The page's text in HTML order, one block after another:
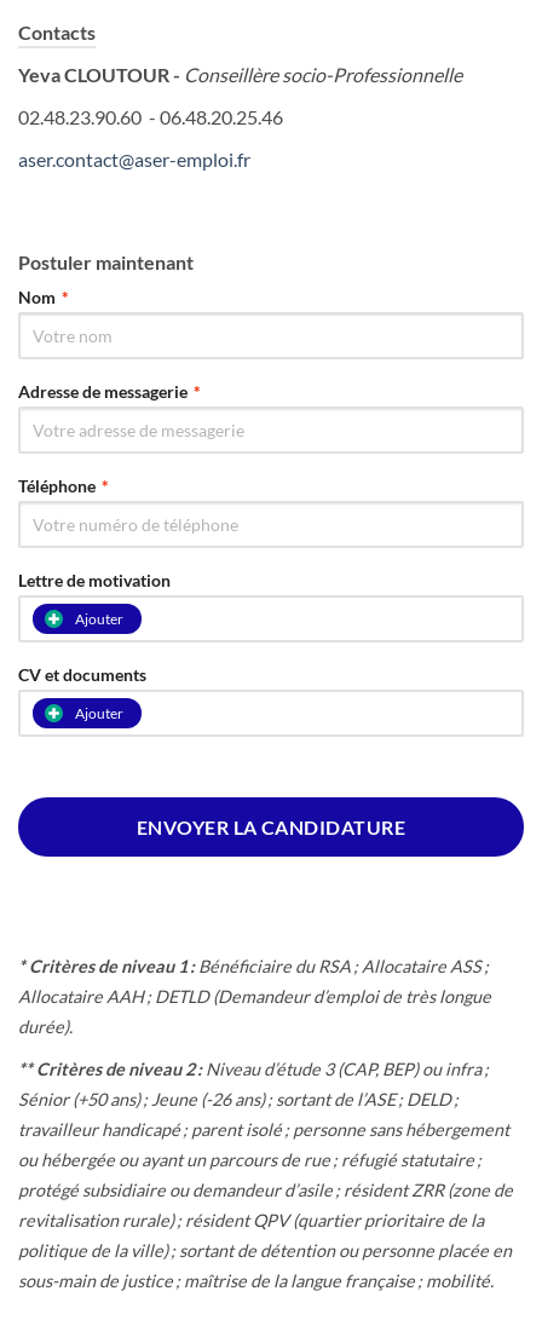
Contacts
Yeva CLOUTOUR - Conseillère socio-Professionnelle
02.48.23.90.60 - 06.48.20.25.46
aser.contact@aser-emploi.fr
Postuler maintenant
Nom *
Adresse de messagerie *
Téléphone *
Lettre de motivation
Ajouter
CV et documents
Ajouter
ENVOYER LA CANDIDATURE
* Critères de niveau 1 :Bénéficiaire du RSA ; Allocataire ASS ;
Allocataire AAH ; DETLD (Demandeur d’emploi de très longue
durée).
** Critères de niveau 2 :Niveau d’étude 3 (CAP, BEP) ou infra ;
Sénior (+50 ans) ; Jeune (-26 ans) ; sortant de l’ASE ; DELD ;
travailleur handicapé ; parent isolé ; personne sans hébergement
ou hébergée ou ayant un parcours de rue ; réfugié statutaire ;
protégé subsidiaire ou demandeur d’asile ; résident ZRR (zone de
revitalisation rurale) ; résident QPV (quartier prioritaire de la
politique de la ville) ; sortant de détention ou personne placée en
sous-main de justice ; maîtrise de la langue française ; mobilité.